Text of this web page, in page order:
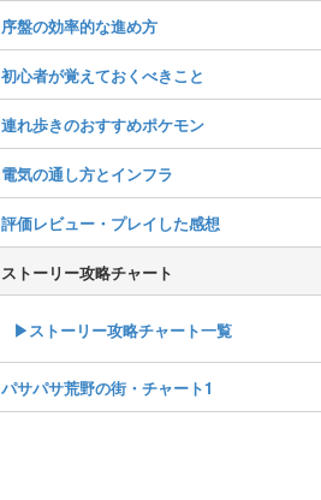
序盤の効率的な進め方
初心者が覚えておくべきこと
連れ歩きのおすすめポケモン
電気の通し方とインフラ
評価レビュー・プレイした感想
ストーリー攻略チャート
▶ストーリー攻略チャート一覧
パサパサ荒野の街・チャート1